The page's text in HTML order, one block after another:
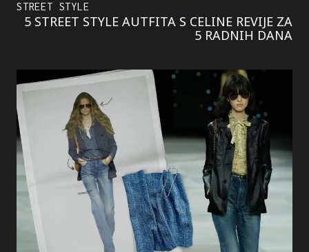
STREET STYLE
5 STREET STYLE AUTFITA S CELINE REVIJE ZA
5 RADNIH DANA